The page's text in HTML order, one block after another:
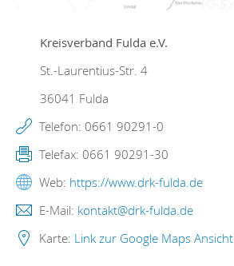
Kreisverband Fulda e.V.
St.-Laurentius-Str. 4
36041 Fulda
Telefon: 0661 90291-0
Telefax: 0661 90291-30
Web: https://www.drk-fulda.de
E-Mail: kontakt@drk-fulda.de
Karte: Link zur Google Maps Ansicht